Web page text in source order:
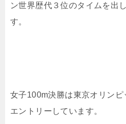
ン世界歴代３位のタイムを出
す。
女子100m決勝は東京オリン
エントリーしています。